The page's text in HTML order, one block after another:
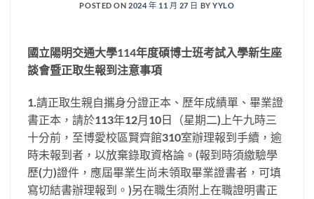
POSTED ON2024 年 11 月 27 日 BYYYLO
國立陽明交通大學114年度碩博士班考試入學新生座
談會暨正取生報到注意事項
1.請正取生親自攜身分證正本、歷年成績單、畢業證
書正本，請於113年12月10日（星期二)上午九時三
十分前，至博愛校區賢齊館310室辦理報到手續，逾
時未報到者，以放棄錄取資格論。(報到時須繳驗學
歷(力)證件，應屆畢業生尚未領取畢業證書者，可填
寫切結書辦理報到。)另在職生須附上在職證明書正